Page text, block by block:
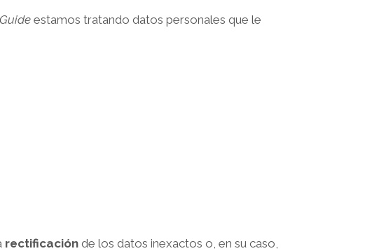
estamos tratando datos personales que le
rectificación de los datos inexactos o, en su caso,